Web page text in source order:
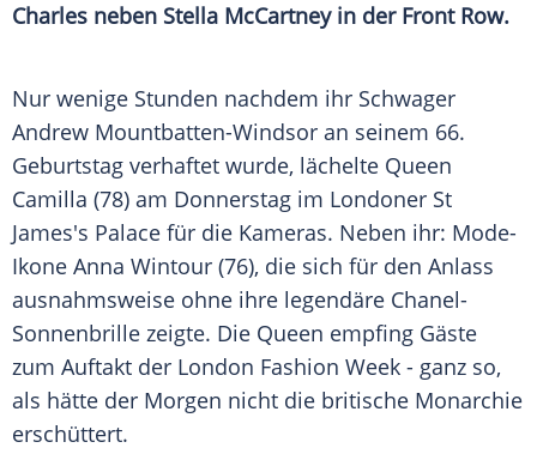
Charles neben Stella McCartney in der Front Row.
Nur wenige Stunden nachdem ihr Schwager
Andrew Mountbatten-Windsor an seinem 66.
Geburtstag verhaftet wurde, lächelte Queen
Camilla (78) am Donnerstag im Londoner St
James's Palace für die Kameras. Neben ihr: Mode-
Ikone Anna Wintour (76), die sich für den Anlass
ausnahmsweise ohne ihre legendäre Chanel-
Sonnenbrille zeigte. Die Queen empfing Gäste
zum Auftakt der London Fashion Week - ganz so,
als hätte der Morgen nicht die britische Monarchie
erschüttert.